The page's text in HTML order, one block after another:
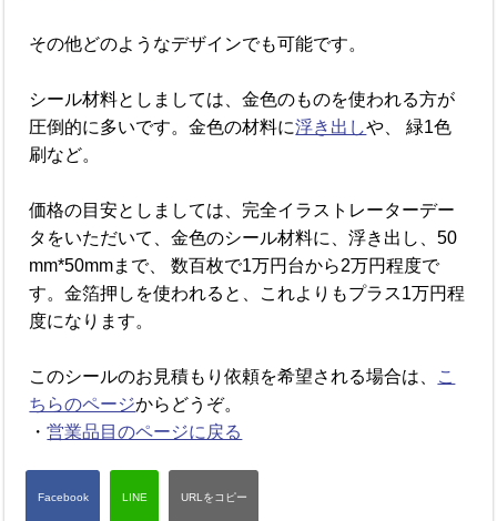
その他どのようなデザインでも可能です。
シール材料としましては、金色のものを使われる方が
圧倒的に多いです。金色の材料に浮き出しや、 緑1色
刷など。
価格の目安としましては、完全イラストレーターデー
タをいただいて、金色のシール材料に、浮き出し、50
mm*50mmまで、 数百枚で1万円台から2万円程度で
す。金箔押しを使われると、これよりもプラス1万円程
度になります。
このシールのお見積もり依頼を希望される場合は、 こ
ちらのページからどうぞ。
・営業品目のページに戻る